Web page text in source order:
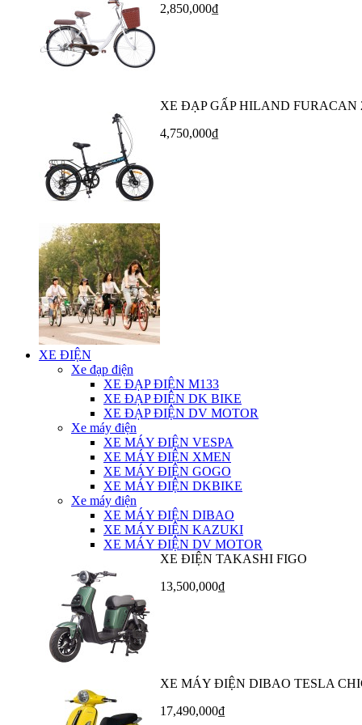
2,850,000₫
XE ĐẠP GẤP HILAND FURACAN
4,750,000₫
XE ĐIỆN
Xe đạp điện
XE ĐẠP ĐIỆN M133
XE ĐẠP ĐIỆN DK BIKE
XE ĐẠP ĐIỆN DV MOTOR
Xe máy điện
XE MÁY ĐIỆN VESPA
XE MÁY ĐIỆN XMEN
XE MÁY ĐIỆN GOGO
XE MÁY ĐIỆN DKBIKE
Xe máy điện
XE MÁY ĐIỆN DIBAO
XE MÁY ĐIỆN KAZUKI
XE MÁY ĐIỆN DV MOTOR
XE ĐIỆN TAKASHI FIGO
13,500,000₫
XE MÁY ĐIỆN DIBAO TESLA
17,490,000₫